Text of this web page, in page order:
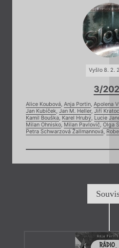
Vyšlo 8. 2.
3/
Alice Koubová, Anja Portin, Apolena
Jan Kubíček, Jan M. Heller, Jiří
Kamil Bouška, Karel Hrubý, Lucie
Milan Ohnisko, Milan Pavlovič, Olga
Petra Schwarzová Žallmannová,